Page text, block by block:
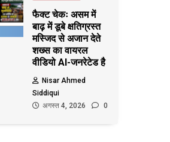
फैक्ट चेकः असम में
बाढ़ में डूबे क्षतिग्रस्त
मस्जिद से अजान देते
शख्स का वायरल
वीडियो AI-जनरेटेड है
Nisar Ahmed
Siddiqui
अगस्त 4, 2026
0